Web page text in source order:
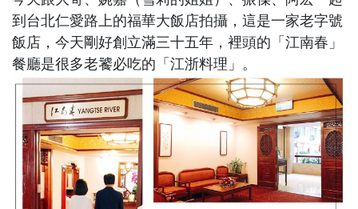
到台北仁愛路上的福華大飯店拍攝，這是一家老字號
飯店，今天剛好創立滿三十五年，裡頭的「江南春」
餐廳是很多老饕必吃的「江浙料理」。